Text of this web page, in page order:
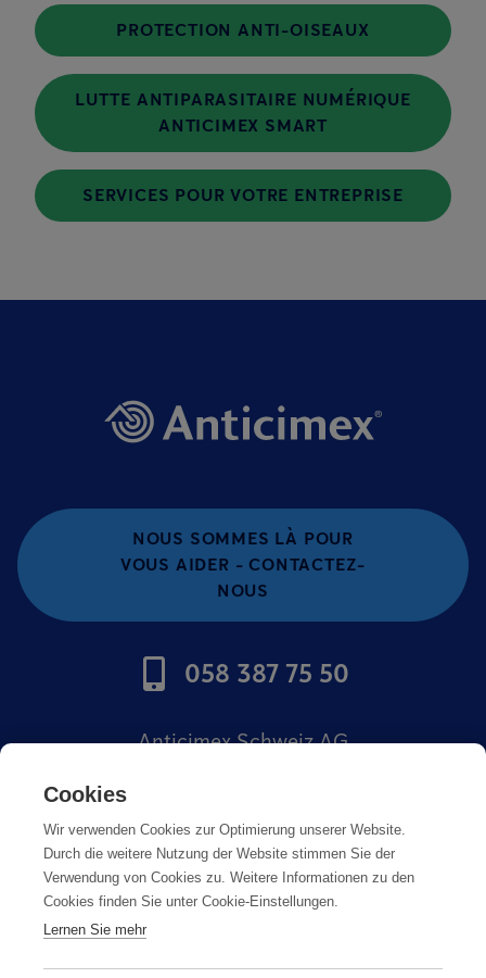
PROTECTION ANTI-OISEAUX
LUTTE ANTIPARASITAIRE NUMÉRIQUE
ANTICIMEX SMART
SERVICES POUR VOTRE ENTREPRISE
NOUS SOMMES LÀ POUR
VOUS AIDER - CONTACTEZ-
NOUS
058 387 75 50
Anticimex Schweiz AG
Mentions légales
Cookies
Wir verwenden Cookies zur Optimierung unserer Website.
Durch die weitere Nutzung der Website stimmen Sie der
Verwendung von Cookies zu. Weitere Informationen zu den
Cookies finden Sie unter Cookie-Einstellungen.
Lernen Sie mehr